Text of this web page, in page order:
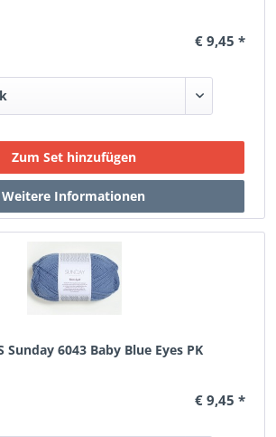
€ 9,45 *
Sunday 6043 Baby Blue Eyes PK
€ 9,45 *